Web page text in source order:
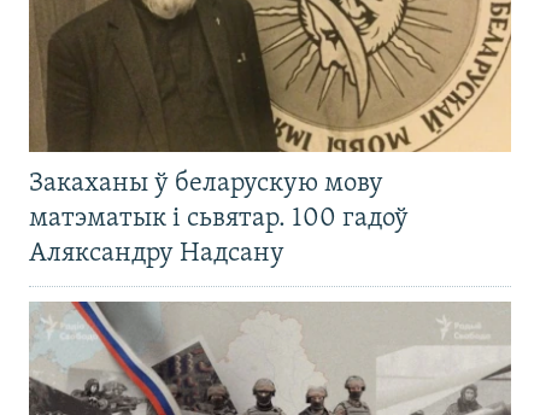
Закаханы ў беларускую мову
матэматык і сьвятар. 100 гадоў
Аляксандру Надсану